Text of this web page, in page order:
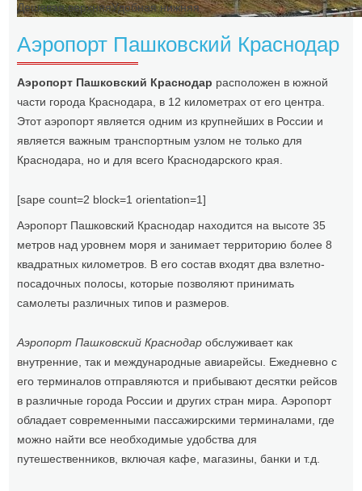
Дешевая верхняяУдобная нижняя
Аэропорт Пашковский Краснодар
Аэропорт Пашковский Краснодар расположен в южной
части города Краснодара, в 12 километрах от его центра.
Этот аэропорт является одним из крупнейших в России и
является важным транспортным узлом не только для
Краснодара, но и для всего Краснодарского края.
[sape count=2 block=1 orientation=1]
Аэропорт Пашковский Краснодар находится на высоте 35
метров над уровнем моря и занимает территорию более 8
квадратных километров. В его состав входят два взлетно-
посадочных полосы, которые позволяют принимать
самолеты различных типов и размеров.
Аэропорт Пашковский Краснодар обслуживает как
внутренние, так и международные авиарейсы. Ежедневно с
его терминалов отправляются и прибывают десятки рейсов
в различные города России и других стран мира. Аэропорт
обладает современными пассажирскими терминалами, где
можно найти все необходимые удобства для
путешественников, включая кафе, магазины, банки и т.д.